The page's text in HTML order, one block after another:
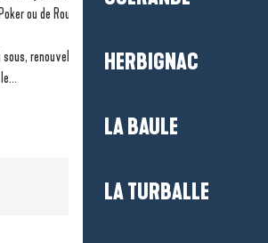
HERBIGNAC
LA BAULE
LA TURBALLE
ou de Roulette anglaise électronique.